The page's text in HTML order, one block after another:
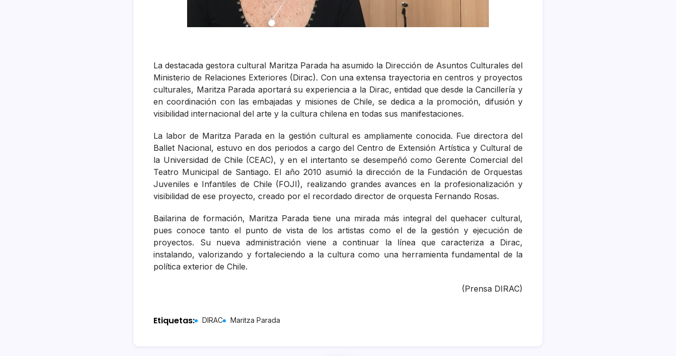
La destacada gestora cultural Maritza Parada ha asumido la Dirección de Asuntos Culturales del
Ministerio de Relaciones Exteriores (Dirac). Con una extensa trayectoria en centros y proyectos
culturales, Maritza Parada aportará su experiencia a la Dirac, entidad que desde la Cancillería y
en coordinación con las embajadas y misiones de Chile, se dedica a la promoción, difusión y
visibilidad internacional del arte y la cultura chilena en todas sus manifestaciones.
La labor de Maritza Parada en la gestión cultural es ampliamente conocida. Fue directora del
Ballet Nacional, estuvo en dos periodos a cargo del Centro de Extensión Artística y Cultural de
la Universidad de Chile (CEAC), y en el intertanto se desempeñó como Gerente Comercial del
Teatro Municipal de Santiago. El año 2010 asumió la dirección de la Fundación de Orquestas
Juveniles e Infantiles de Chile (FOJI), realizando grandes avances en la profesionalización y
visibilidad de ese proyecto, creado por el recordado director de orquesta Fernando Rosas.
Bailarina de formación, Maritza Parada tiene una mirada más integral del quehacer cultural,
pues conoce tanto el punto de vista de los artistas como el de la gestión y ejecución de
proyectos. Su nueva administración viene a continuar la línea que caracteriza a Dirac,
instalando, valorizando y fortaleciendo a la cultura como una herramienta fundamental de la
política exterior de Chile.
(Prensa DIRAC)
Etiquetas: DIRAC Maritza Parada